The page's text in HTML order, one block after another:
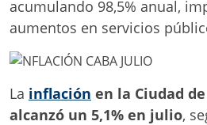
acumulando 98,5% anual,
aumentos en servicios
La inflación en la Ciudad
alcanzó un 5,1% en julio,